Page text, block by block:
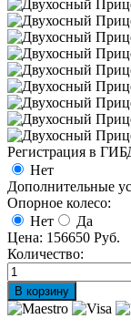
Регистрация в
Нет
Дополнительные
Опорное колесо:
Нет
Да
Цена: 156650 Руб.
Количество: